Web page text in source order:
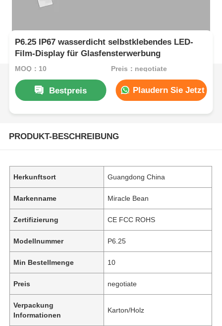
P6.25 IP67 wasserdicht selbstklebendes LED-
Film-Display für Glasfensterwerbung
MOQ：10 Preis：negotiate
Bestpreis Plaudern Sie Jetzt
PRODUKT-BESCHREIBUNG
Herkunftsort Guangdong China
Markenname Miracle Bean
Zertifizierung CE FCC ROHS
Modellnummer P6.25
Min Bestellmenge 10
Preis negotiate
Verpackung
Informationen
Karton/Holz